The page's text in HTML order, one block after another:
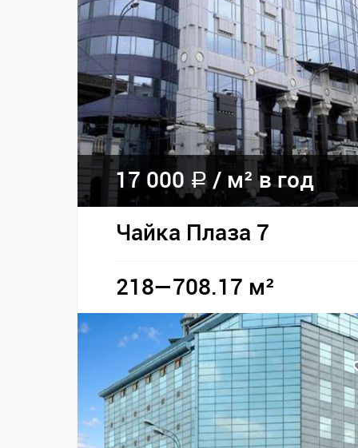
17 000 a / м² в год
Чайка Плаза 7
218—708.17 м²